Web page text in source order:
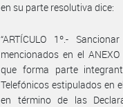
en su parte resolutiva dice:
“ARTÍCULO 1º.-
mencionados en el
que forma parte
Telefónicos estipulados en
en término de las